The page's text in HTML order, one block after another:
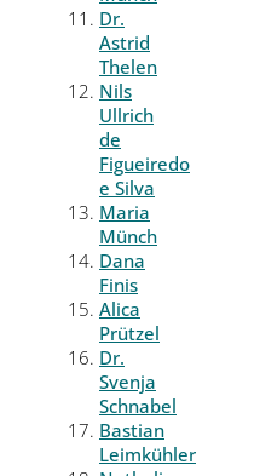
Dr.
Astrid
Thelen
Nils
Ullrich
de
Figueiredo
e Silva
Maria
Münch
Dana
Finis
Alica
Prützel
Dr.
Svenja
Schnabel
Bastian
Leimkühler